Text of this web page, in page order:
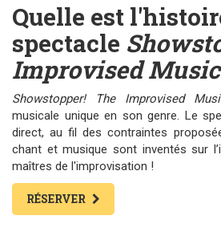
Quelle est
spectacle
Improvised
Showstopper! The Improvised
musicale unique en son genre. Le
direct, au fil des contraintes
chant et musique sont inventés sur
maîtres de l'improvisation !
RÉSERVER